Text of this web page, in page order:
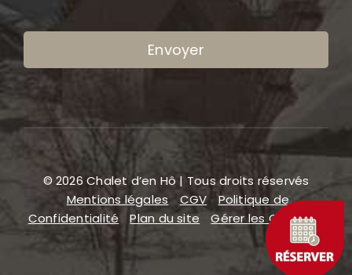
Envoyer
© 2026 Chalet d’en Hô | Tous droits réservés
Mentions légales
CGV
Politique de
Confidentialité
Plan du site Gérer les COOKIES